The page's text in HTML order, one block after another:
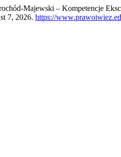
Majewski – Kompetencje
7, 2026. https://